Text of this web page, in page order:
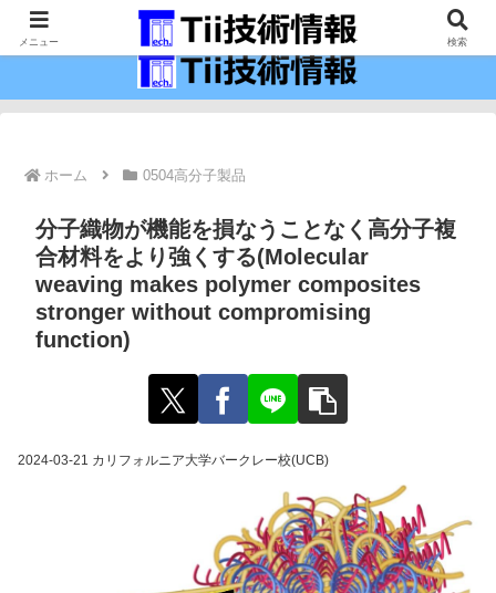
最新の科学技術の情報インフラ。
ホーム 0504高分子製品
分子織物が機能を損なうことなく高分子複
合材料をより強くする(Molecular
weaving makes polymer composites
stronger without compromising
function)
2024-03-21 カリフォルニア大学バークレー校(UCB)
メニュー 検索